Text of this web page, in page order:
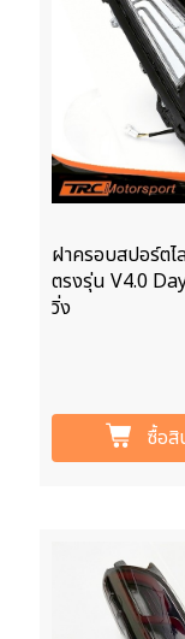
ฝาครอบสปอร์ต
ตรงรุ่น V4.0
วิ่ง
ซื้อสิ